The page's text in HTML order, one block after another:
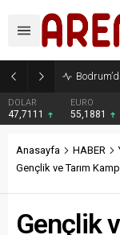
DOLAR
47,7111
EURO
55,1881
Anasayfa HABER
Gençlik ve Tarım
Gençlik